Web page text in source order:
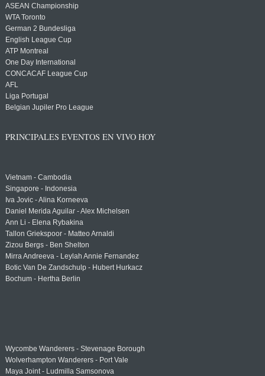
ASEAN Championship
WTA Toronto
German 2 Bundesliga
English League Cup
ATP Montreal
One Day International
CONCACAF League Cup
AFL
Liga Portugal
Belgian Jupiler Pro League
PRINCIPALES EVENTOS EN VIVO HOY
Vietnam - Cambodia
Singapore - Indonesia
Iva Jovic - Alina Korneeva
Daniel Merida Aguilar - Alex Michelsen
Ann Li - Elena Rybakina
Tallon Griekspoor - Matteo Arnaldi
Zizou Bergs - Ben Shelton
Mirra Andreeva - Leylah Annie Fernandez
Botic Van De Zandschulp - Hubert Hurkacz
Bochum - Hertha Berlin
Wycombe Wanderers - Stevenage Borough
Wolverhampton Wanderers - Port Vale
Maya Joint - Ludmilla Samsonova